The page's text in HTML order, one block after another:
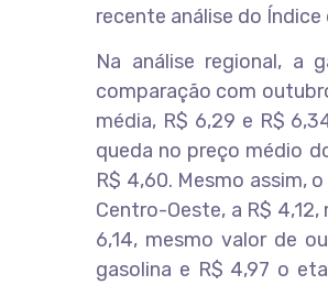
recente análise do
Na análise regional, a
comparação com
média, R$ 6,29 e R$
queda no preço médio
R$ 4,60. Mesmo assim,
Centro-Oeste, a R$
6,14, mesmo valor de
gasolina e R$ 4,97 o